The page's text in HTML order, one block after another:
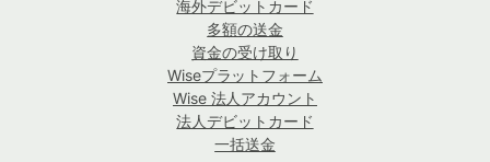
海外デビットカード
多額の送金
資金の受け取り
Wiseプラットフォーム
Wise 法人アカウント
法人デビットカード
一括送金